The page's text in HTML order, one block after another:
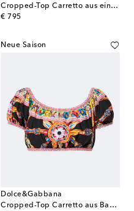
Cropped-Top Carretto aus einem Seidengemisch
€ 795
original price
Neue Saison
Dolce&Gabbana
Cropped-Top Carretto aus Baumwollpopeline